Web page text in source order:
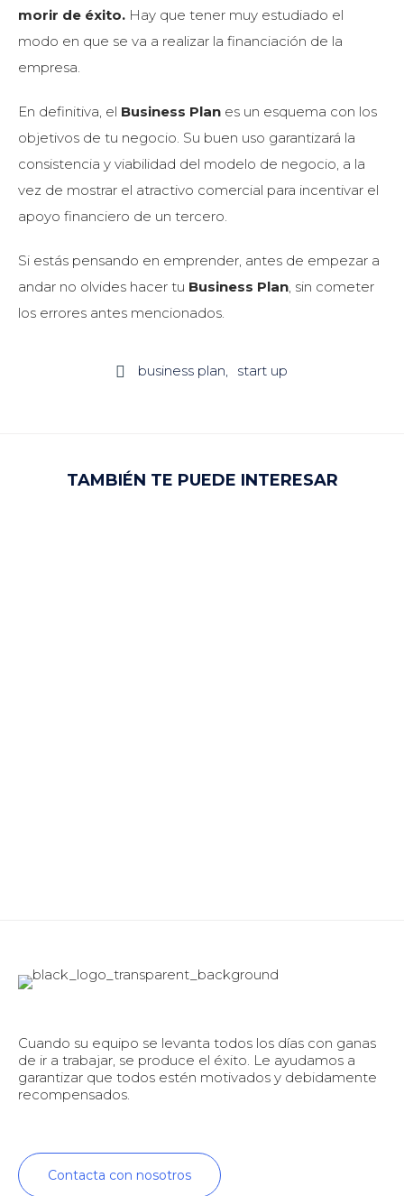
morir de éxito. Hay que tener muy estudiado el
modo en que se va a realizar la financiación de la
empresa.
En definitiva, el Business Plan es un esquema con los
objetivos de tu negocio. Su buen uso garantizará la
consistencia y viabilidad del modelo de negocio, a la
vez de mostrar el atractivo comercial para incentivar el
apoyo financiero de un tercero.
Si estás pensando en emprender, antes de empezar a
andar no olvides hacer tu Business Plan, sin cometer
los errores antes mencionados.
 business plan start up
TAMBIÉN TE PUEDE INTERESAR
Cuando su equipo se levanta todos los días con ganas
de ir a trabajar, se produce el éxito. Le ayudamos a
garantizar que todos estén motivados y debidamente
recompensados.
Contacta con nosotros